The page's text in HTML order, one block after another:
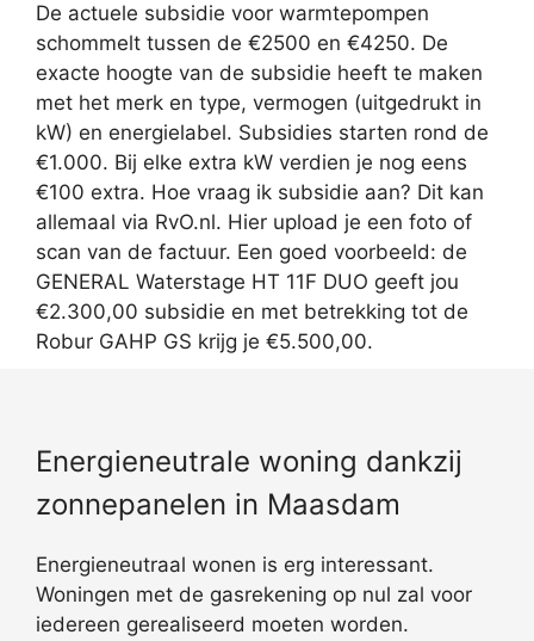
De actuele subsidie voor warmtepompen
schommelt tussen de €2500 en €4250. De
exacte hoogte van de subsidie heeft te maken
met het merk en type, vermogen (uitgedrukt in
kW) en energielabel. Subsidies starten rond de
€1.000. Bij elke extra kW verdien je nog eens
€100 extra. Hoe vraag ik subsidie aan? Dit kan
allemaal via RvO.nl. Hier upload je een foto of
scan van de factuur. Een goed voorbeeld: de
GENERAL Waterstage HT 11F DUO geeft jou
€2.300,00 subsidie en met betrekking tot de
Robur GAHP GS krijg je €5.500,00.
Energieneutrale woning dankzij
zonnepanelen in Maasdam
Energieneutraal wonen is erg interessant.
Woningen met de gasrekening op nul zal voor
iedereen gerealiseerd moeten worden.